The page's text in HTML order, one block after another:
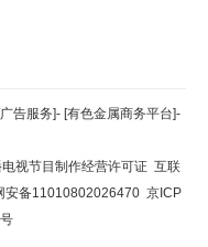
告服务]- [有色金属商务平台]-
电视节目制作经营许可证 互联
安备11010802026470 京ICP